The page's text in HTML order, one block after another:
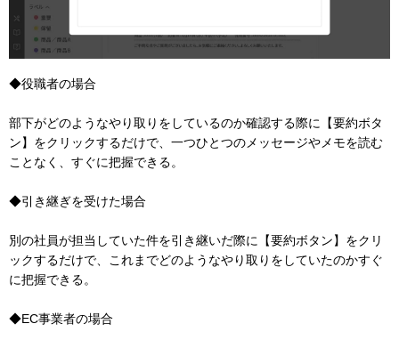
◆役職者の場合
部下がどのようなやり取りをしているのか確認する際に【要約ボタ
ン】をクリックするだけで、一つひとつのメッセージやメモを読む
ことなく、すぐに把握できる。
◆引き継ぎを受けた場合
別の社員が担当していた件を引き継いだ際に【要約ボタン】をクリ
ックするだけで、これまでどのようなやり取りをしていたのかすぐ
に把握できる。
◆EC事業者の場合